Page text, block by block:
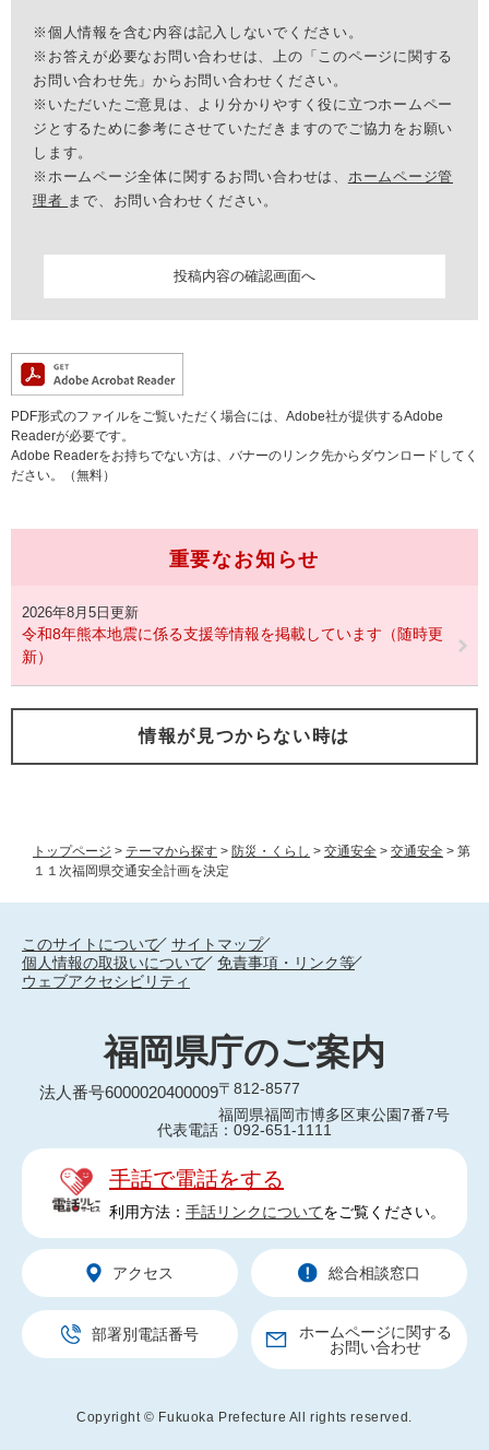
トップページ > テーマから探す > 防災・くらし > 交通安全 > 交通安全 > 第
１１次福岡県交通安全計画を決定
※個人情報を含む内容は記入しないでください。
※お答えが必要なお問い合わせは、上の「このページに関する
お問い合わせ先」からお問い合わせください。
※いただいたご意見は、より分かりやすく役に立つホームペー
ジとするために参考にさせていただきますのでご協力をお願い
します。
※ホームページ全体に関するお問い合わせは、 ホームページ管
理者 まで、お問い合わせください。
PDF形式のファイルをご覧いただく場合には、Adobe社が提供するAdobe
Readerが必要です。
Adobe Readerをお持ちでない方は、バナーのリンク先からダウンロードしてく
ださい。（無料）
重要なお知らせ
2026年8月5日更新
令和8年熊本地震に係る支援等情報を掲載しています（随時更
新）
情報が見つからない時は
このサイトについて
サイトマップ
個人情報の取扱いについて
免責事項・リンク等
ウェブアクセシビリティ
福岡県庁のご案内
法人番号6000020400009〒812-8577
福岡県福岡市博多区東公園7番7号
代表電話：092-651-1111
手話で電話をする
利用方法： 手話リンクについてをご覧ください。
アクセス 総合相談窓口
部署別電話番号
ホームページに関する
お問い合わせ
Copyright © Fukuoka Prefecture All rights reserved.